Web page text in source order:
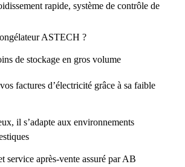
rapide, système de contrôle de
ASTECH ?
de stockage en gros volume
factures d’électricité grâce à sa faible
il s’adapte aux environnements
après-vente assuré par AB